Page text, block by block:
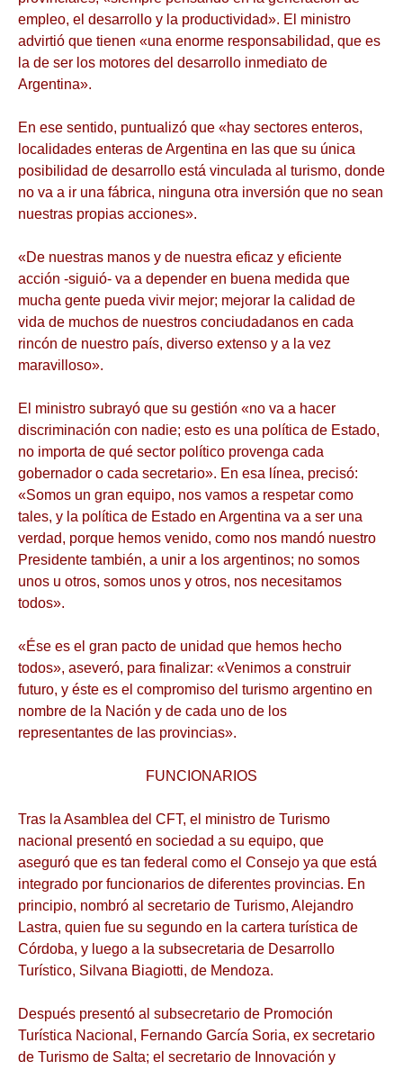
empleo, el desarrollo y la productividad». El ministro
advirtió que tienen «una enorme responsabilidad, que es
la de ser los motores del desarrollo inmediato de
Argentina».
En ese sentido, puntualizó que «hay sectores enteros,
localidades enteras de Argentina en las que su única
posibilidad de desarrollo está vinculada al turismo, donde
no va a ir una fábrica, ninguna otra inversión que no sean
nuestras propias acciones».
«De nuestras manos y de nuestra eficaz y eficiente
acción -siguió- va a depender en buena medida que
mucha gente pueda vivir mejor; mejorar la calidad de
vida de muchos de nuestros conciudadanos en cada
rincón de nuestro país, diverso extenso y a la vez
maravilloso».
El ministro subrayó que su gestión «no va a hacer
discriminación con nadie; esto es una política de Estado,
no importa de qué sector político provenga cada
gobernador o cada secretario». En esa línea, precisó:
«Somos un gran equipo, nos vamos a respetar como
tales, y la política de Estado en Argentina va a ser una
verdad, porque hemos venido, como nos mandó nuestro
Presidente también, a unir a los argentinos; no somos
unos u otros, somos unos y otros, nos necesitamos
todos».
«Ése es el gran pacto de unidad que hemos hecho
todos», aseveró, para finalizar: «Venimos a construir
futuro, y éste es el compromiso del turismo argentino en
nombre de la Nación y de cada uno de los
representantes de las provincias».
FUNCIONARIOS
Tras la Asamblea del CFT, el ministro de Turismo
nacional presentó en sociedad a su equipo, que
aseguró que es tan federal como el Consejo ya que está
integrado por funcionarios de diferentes provincias. En
principio, nombró al secretario de Turismo, Alejandro
Lastra, quien fue su segundo en la cartera turística de
Córdoba, y luego a la subsecretaria de Desarrollo
Turístico, Silvana Biagiotti, de Mendoza.
Después presentó al subsecretario de Promoción
Turística Nacional, Fernando García Soria, ex secretario
de Turismo de Salta; el secretario de Innovación y